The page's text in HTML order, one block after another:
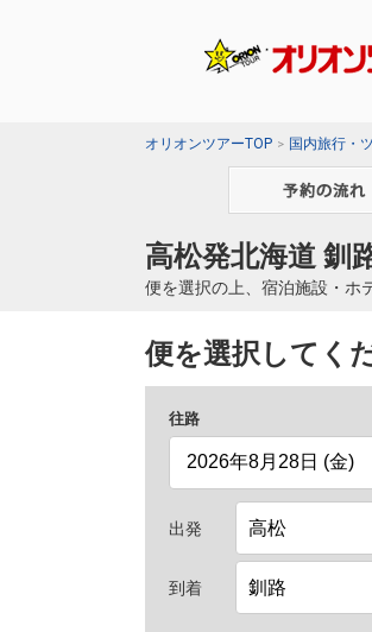
オリオンツアーTOP 国内旅行・
高松発北海道 釧
便を選択の上、宿泊施設・ホ
便を選択してく
往路
出発
到着